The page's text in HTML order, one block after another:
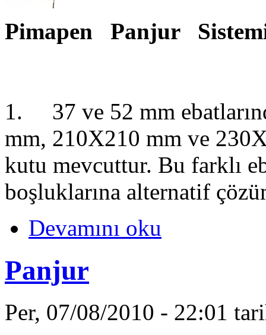
Pimapen Panjur
1. 37 ve 52 mm
mm, 210X210 mm ve
kutu mevcuttur. Bu farklı
boşluklarına alternatif
Devamını oku
Panjur
Per, 07/08/2010 - 22:01